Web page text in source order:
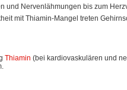
und Nervenlähmungen bis zum
mit Thiamin-Mangel treten
Thiamin (bei kardiovaskulären und